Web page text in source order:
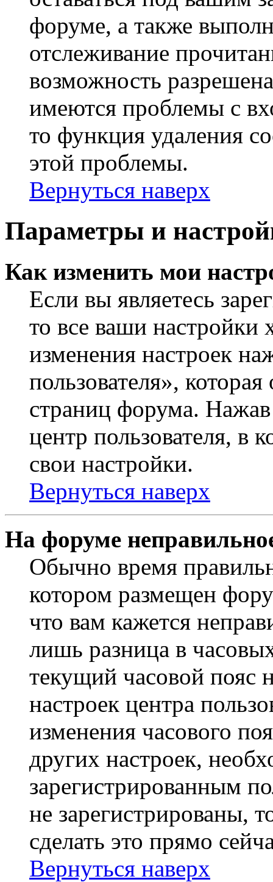
форуме, а также
отслеживание
возможность
имеются проблемы с
то функция удаления
этой проблемы.
Вернуться наверх
Параметры и
Как изменить мои
Если вы являетесь
то все ваши настройки
изменения настроек
пользователя»,
страниц форума.
центр пользователя, в
свои настройки.
Вернуться наверх
На форуме
Обычно время
котором размещен
что вам кажется
лишь разница в
текущий часовой пояс
настроек центра
изменения часового
других настроек,
зарегистрированным
не зарегистрированы,
сделать это прямо
Вернуться наверх